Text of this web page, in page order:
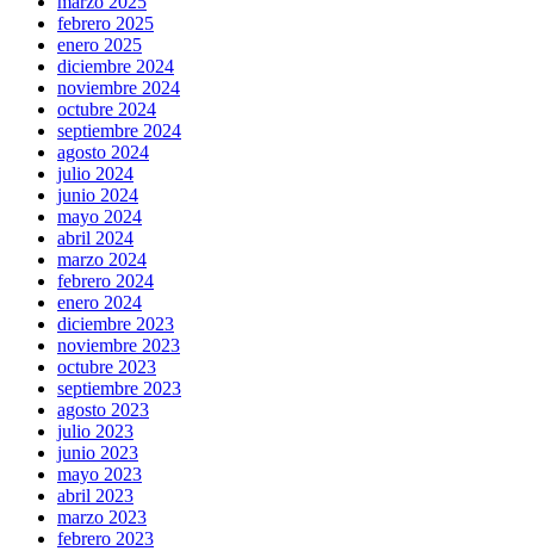
febrero 2025
enero 2025
diciembre 2024
noviembre 2024
octubre 2024
septiembre 2024
agosto 2024
julio 2024
junio 2024
mayo 2024
abril 2024
marzo 2024
febrero 2024
enero 2024
diciembre 2023
noviembre 2023
octubre 2023
septiembre 2023
agosto 2023
julio 2023
junio 2023
mayo 2023
abril 2023
marzo 2023
febrero 2023